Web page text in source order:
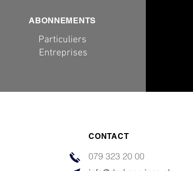
ABONNEMENTS
Particuliers
Entreprises
CONTACT
079 323 20 00